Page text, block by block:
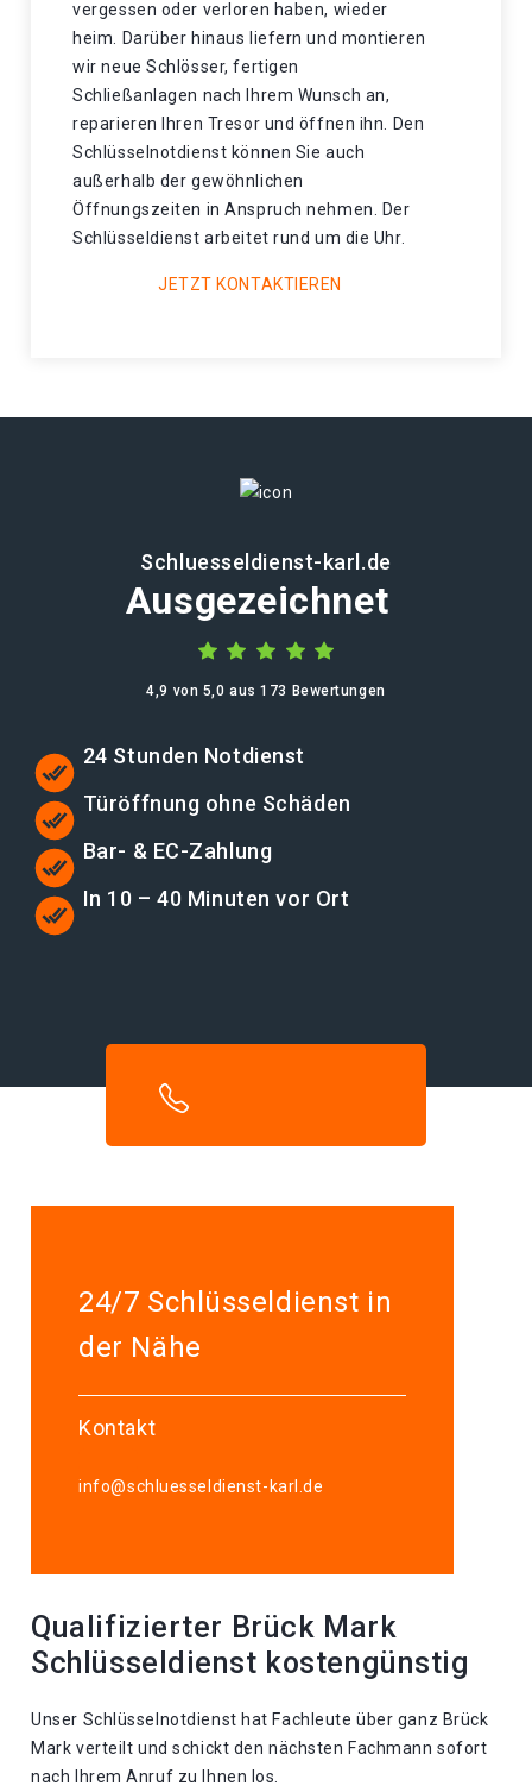
vergessen oder verloren haben, wieder
heim. Darüber hinaus liefern und montieren
wir neue Schlösser, fertigen
Schließanlagen nach Ihrem Wunsch an,
reparieren Ihren Tresor und öffnen ihn. Den
Schlüsselnotdienst können Sie auch
außerhalb der gewöhnlichen
Öffnungszeiten in Anspruch nehmen. Der
Schlüsseldienst arbeitet rund um die Uhr.
JETZT KONTAKTIEREN
Schluesseldienst-karl.de
Ausgezeichnet
4,9 von 5,0 aus 173 Bewertungen
24 Stunden Notdienst
Türöffnung ohne Schäden
Bar- & EC-Zahlung
In 10 – 40 Minuten vor Ort
24/7 Schlüsseldienst in
der Nähe
Kontakt
info@schluesseldienst-karl.de
Qualifizierter Brück Mark
Schlüsseldienst kostengünstig
Unser Schlüsselnotdienst hat Fachleute über ganz Brück
Mark verteilt und schickt den nächsten Fachmann sofort
nach Ihrem Anruf zu Ihnen los.